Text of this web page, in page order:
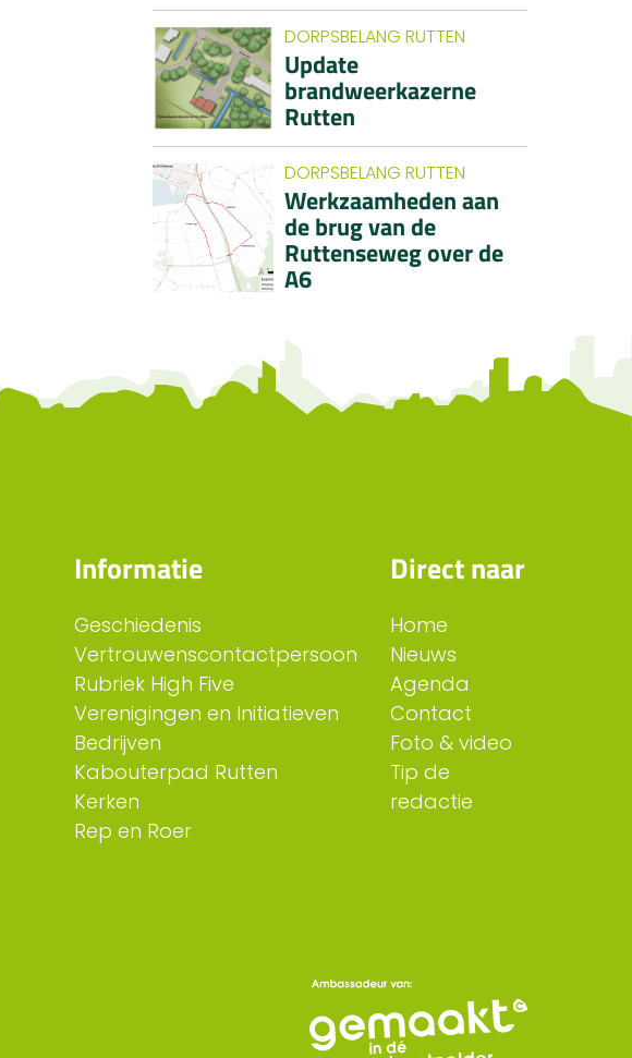
DORPSBELANG RUTTEN
Update
brandweerkazerne
Rutten
DORPSBELANG RUTTEN
Werkzaamheden aan
de brug van de
Ruttenseweg over de
A6
Informatie
Geschiedenis
Vertrouwenscontactpersoon
Rubriek High Five
Verenigingen en Initiatieven
Bedrijven
Kabouterpad Rutten
Kerken
Rep en Roer
Direct naar
Home
Nieuws
Agenda
Contact
Foto & video
Tip de
redactie